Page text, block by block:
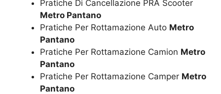
Pratiche Di Cancellazione PRA Scooter
Metro Pantano
Pratiche Per Rottamazione Auto Metro
Pantano
Pratiche Per Rottamazione Camion Metro
Pantano
Pratiche Per Rottamazione Camper Metro
Pantano